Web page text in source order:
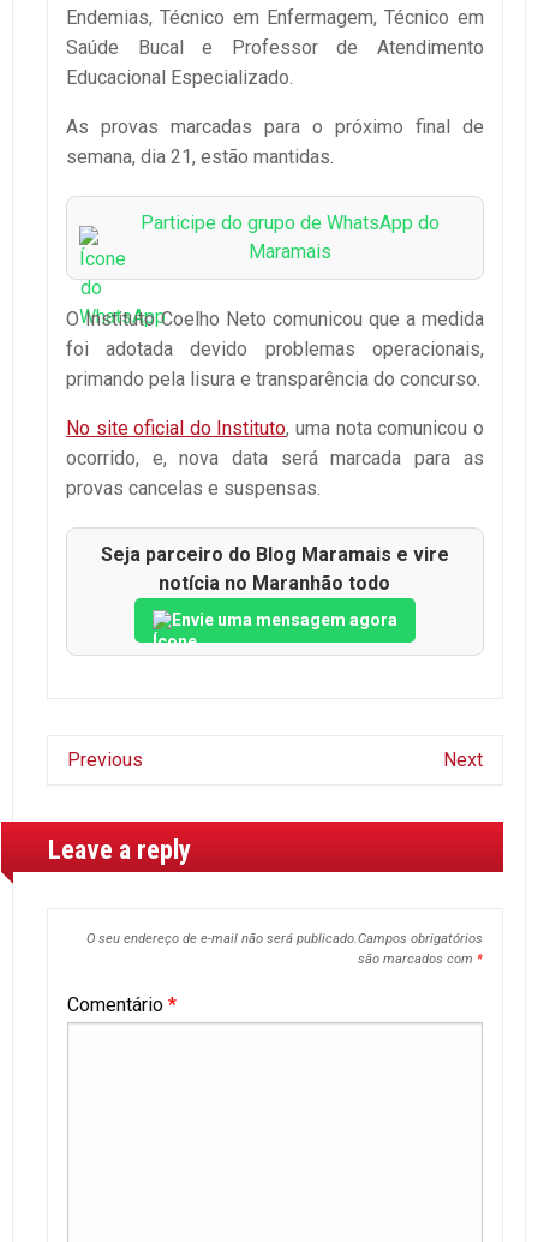
Endemias, Técnico em Enfermagem, Técnico em
Saúde Bucal e Professor de Atendimento
Educacional Especializado.
As provas marcadas para o próximo final de
semana, dia 21, estão mantidas.
Participe do grupo de WhatsApp do
Maramais
O Instituto Coelho Neto comunicou que a medida
foi adotada devido problemas operacionais,
primando pela lisura e transparência do concurso.
No site oficial do Instituto, uma nota comunicou o
ocorrido, e, nova data será marcada para as
provas cancelas e suspensas.
Seja parceiro do Blog Maramais e vire
notícia no Maranhão todo
Envie uma mensagem agora
Previous Next
Leave a reply
O seu endereço de e-mail não será publicado.Campos obrigatórios
são marcados com *
Comentário *